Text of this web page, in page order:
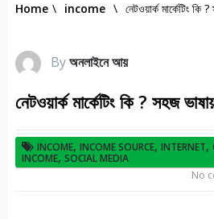
Home \ income \ নেটওয়ার্ক মার্কেটিং কি
Byঅনলাইনে আয়
নেটওয়ার্ক মার্কেটিং কি ? সহজ
INCOME, INCOME SOURCE, INTERNET,
INCOME, SOCIAL MEDIA
No